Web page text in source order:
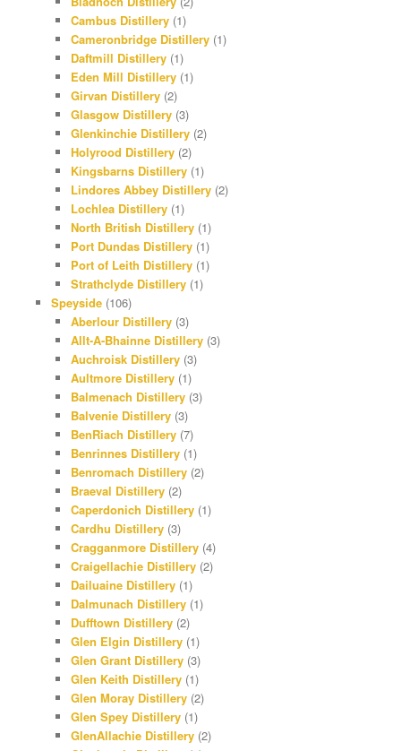
Cambus Distillery (1)
Cameronbridge Distillery (1)
Daftmill Distillery (1)
Eden Mill Distillery (1)
Girvan Distillery (2)
Glasgow Distillery (3)
Glenkinchie Distillery (2)
Holyrood Distillery (2)
Kingsbarns Distillery (1)
Lindores Abbey Distillery (2)
Lochlea Distillery (1)
North British Distillery (1)
Port Dundas Distillery (1)
Port of Leith Distillery (1)
Strathclyde Distillery (1)
Speyside(106)
Aberlour Distillery (3)
Allt-A-Bhainne Distillery (3)
Auchroisk Distillery (3)
Aultmore Distillery (1)
Balmenach Distillery (3)
Balvenie Distillery (3)
BenRiach Distillery (7)
Benrinnes Distillery (1)
Benromach Distillery (2)
Braeval Distillery (2)
Caperdonich Distillery (1)
Cardhu Distillery (3)
Cragganmore Distillery (4)
Craigellachie Distillery (2)
Dailuaine Distillery (1)
Dalmunach Distillery (1)
Dufftown Distillery (2)
Glen Elgin Distillery (1)
Glen Grant Distillery (3)
Glen Keith Distillery (1)
Glen Moray Distillery (2)
Glen Spey Distillery (1)
GlenAllachie Distillery (2)